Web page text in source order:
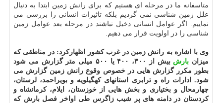
متاسفانه ما در مرحله ای هستیم که برای رانش زمین ابتدا به دنبال
علل زمین شناسی نمی گردیم بلکه تاثیرات انسانی را بررسی می
نماییم. اگر عوامل انسانی دخیل نباشند در مرحله بعد عوامل زمین
شناسی را در اولویت قرار می دهیم.
وی با اشاره به رانش زمین در غرب کشور اظهارکرد: در مناطقی که
میزان بارش
بیش از ۳۰۰، ۴۰۰ یا ۵۰۰ میلی متر گزارش می شود
بطور مکرر گزارش هایی در خصوص وقوع رانش زمین گزارش می
شود. ادارات راه و ترابری استانهای کهگیلویه و بویراحمد، لرستان،
چهارمحال و بختیاری و بخش هایی از خوزستان، ایلام، کرمانشاه و
کردستان در دامنه های پر شیب زاگرس طی اواخر فصل بارش که